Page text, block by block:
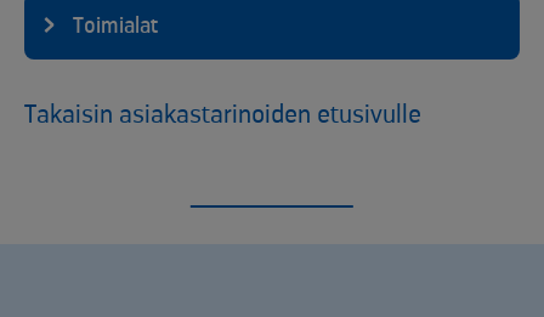
Toimialat
Takaisin asiakastarinoiden etusivulle